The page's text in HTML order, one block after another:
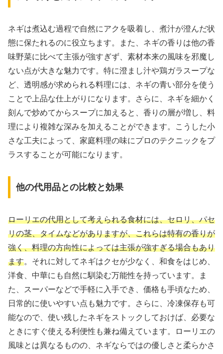
ネギは煮込む過程で自然にアクを吸着し、煮汁が澄んだ状
態に保たれるのに役立ちます。また、ネギの香りは他の香
味野菜に比べて主張が強すぎず、素材本来の風味を邪魔し
ない点が大きな魅力です。特に澄まし汁や鶏ガラスープな
ど、透明感が求められる料理には、ネギの青い部分を使う
ことで上品な仕上がりになります。さらに、ネギを細かく
刻んで炒めてからスープに加えると、香りの層が増し、料
理により複雑な深みを加えることができます。こうした小
さな工夫によって、家庭料理の味にプロのテクニックをプ
ラスすることが可能になります。
他の代用品との比較と効果
ローリエの代用として考えられる食材には、セロリ、パセ
リの茎、タイムなどがありますが、これらは特有の香りが
強く、料理の方向性によっては主張が強すぎる場合もあり
ます。それに対してネギはクセが少なく、和食をはじめ、
洋食、中華にも自然に馴染む万能性を持っています。ま
た、スーパーなどで手軽に入手でき、価格も手頃なため、
日常的に使いやすい点も魅力です。さらに、冷凍保存も可
能なので、使い残したネギをストックしておけば、必要な
ときにすぐ使える利便性も兼ね備えています。ローリエの
風味とは異なるものの、ネギならではの優しさと柔らかさ